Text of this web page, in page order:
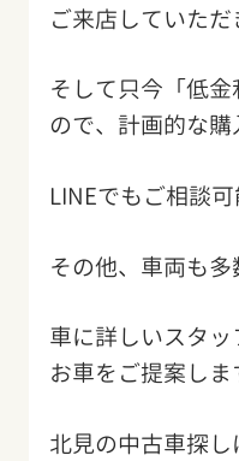
ご来店していた
そして只今「低
ので、計画的な
LINEでもご相談可
その他、車両も
車に詳しいスタ
お車をご提案しま
北見の中古車探